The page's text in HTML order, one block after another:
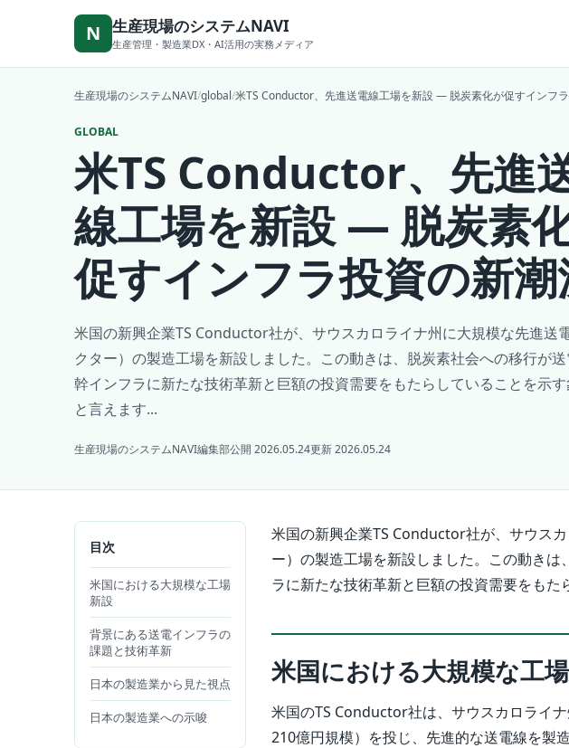
N 生産現場のシステムNAVI
生産管理・製造業DX・AI活用の実務メディア
生産現場のシステムNAVI/global/米TS Conductor、先進送電線工場を新設 ― 脱炭素化が促すインフ
GLOBAL
米TS Conductor、先進
線工場を新設 ― 脱炭素
促すインフラ投資の新潮
米国の新興企業TS Conductor社が、サウスカロライナ州に大規模な先進送
クター）の製造工場を新設しました。この動きは、脱炭素社会への移行が
幹インフラに新たな技術革新と巨額の投資需要をもたらしていることを示
と言えます...
生産現場のシステムNAVI編集部公開 2026.05.24更新 2026.05.24
目次
米国における大規模な工場
新設
背景にある送電インフラの
課題と技術革新
日本の製造業から見た視点
日本の製造業への示唆
米国の新興企業TS Conductor社が、サウス
ー）の製造工場を新設しました。この動き
ラに新たな技術革新と巨額の投資需要をもた
米国における大規模な工
米国のTS Conductor社は、サウスカロライ
210億円規模）を投じ、先進的な送電線を製